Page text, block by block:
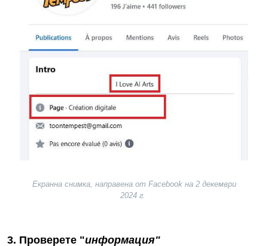
Екранна снимка, направена от Facebook на 2 декември
2024 г.
3. Проверете "информация"